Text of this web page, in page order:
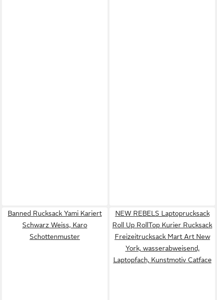
Banned Rucksack Yami Kariert
Schwarz Weiss, Karo
Schottenmuster
NEW REBELS Laptoprucksack
Roll Up RollTop Kurier Rucksack
Freizeitrucksack Mart Art New
York, wasserabweisend,
Laptopfach, Kunstmotiv Catface